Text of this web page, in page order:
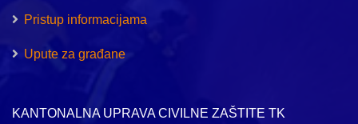
Pristup informacijama
Upute za građane
KANTONALNA UPRAVA CIVILNE ZAŠTITE TK